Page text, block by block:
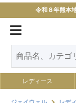
令和８年熊本
レディース